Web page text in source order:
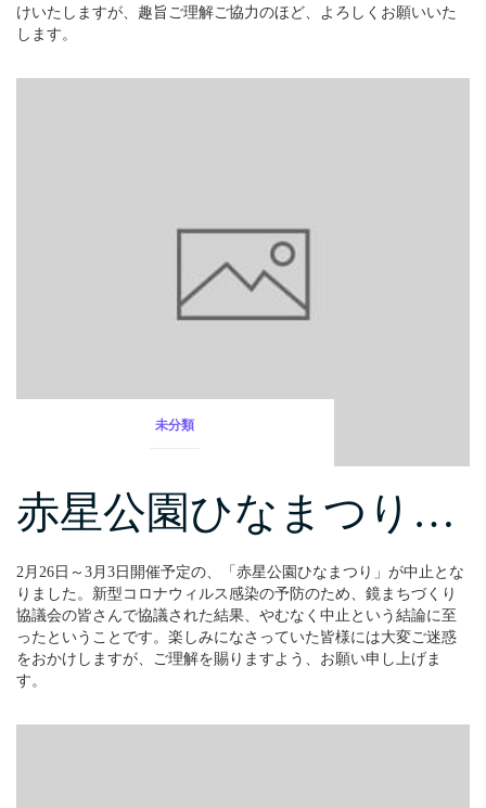
けいたしますが、趣旨ご理解ご協力のほど、よろしくお願いいた
します。
未分類
赤星公園ひなまつり…
2月26日～3月3日開催予定の、「赤星公園ひなまつり」が中止とな
りました。新型コロナウィルス感染の予防のため、鏡まちづくり
協議会の皆さんで協議された結果、やむなく中止という結論に至
ったということです。楽しみになさっていた皆様には大変ご迷惑
をおかけしますが、ご理解を賜りますよう、お願い申し上げま
す。